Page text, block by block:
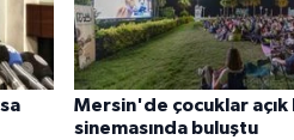
Mersin'de çocuklar açık
sinemasında buluştu